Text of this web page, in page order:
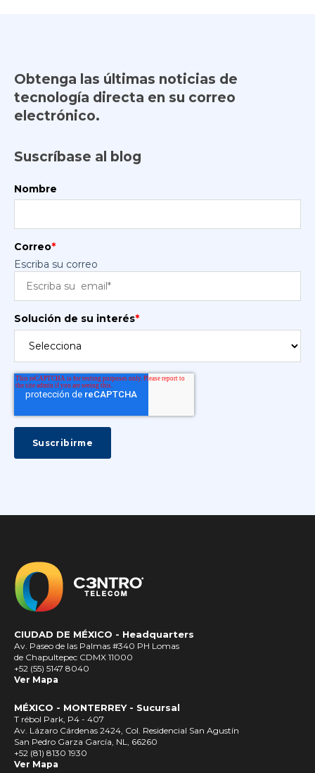
Obtenga las últimas noticias de
tecnología directa en su correo
electrónico.
Suscríbase al blog
Nombre
Correo*
Escriba su correo
Solución de su interés*
CIUDAD DE MÉXICO - Headquarters
Av. Paseo de las Palmas #340 PH Lomas
de Chapultepec CDMX 11000
+52 (55) 5147 8040
Ver Mapa
MÉXICO - MONTERREY - Sucursal
T rébol Park, P4 - 407
Av. Lázaro Cárdenas 2424, Col. Residencial San Agustín
San Pedro Garza García, NL, 66260
+52 (81) 8130 1930
Ver Mapa